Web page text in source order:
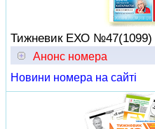
Тижневик ЕХО №47(1099)
Анонс номера
Новини номера на сайті